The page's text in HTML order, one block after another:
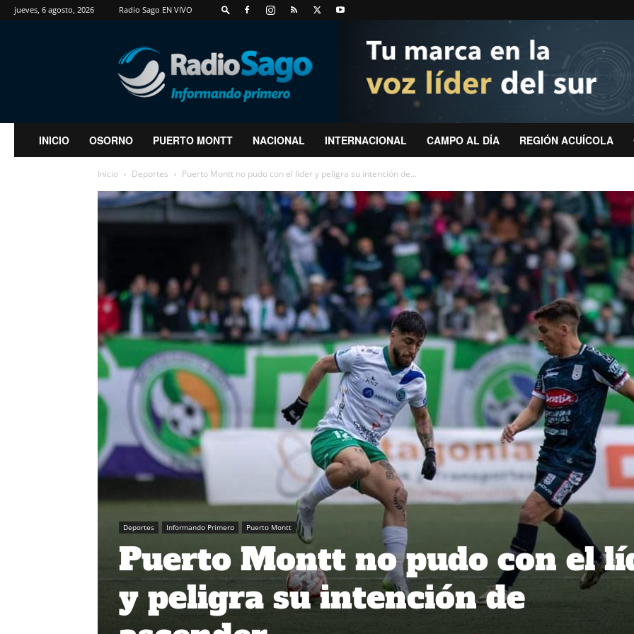
jueves, 6 agosto, 2026 Radio Sago EN VIVO
RadioSago
INICIO OSORNO PUERTO MONTT NACIONAL INTERNACIONAL CAMPO AL DÍA REGIÓN ACUÍCOLA
Inicio Deportes Puerto Montt no pudo con el líder y peligra su intención de...
Deportes Informando Primero Puerto Montt
Puerto Montt no pudo con el
y peligra su intención de